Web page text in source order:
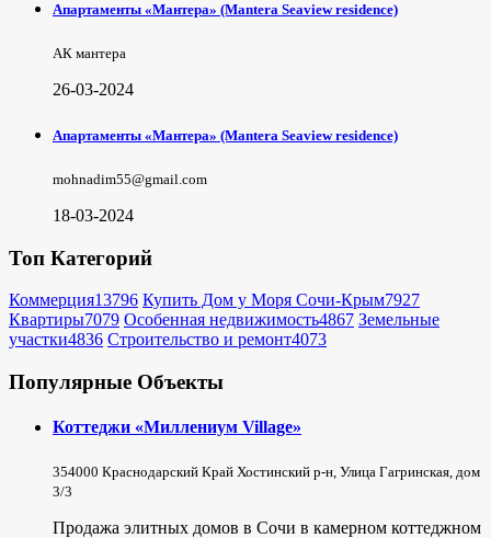
Апартаменты «Мантера» (Mantera Seaview rеsidence)
АК мантера
26-03-2024
Апартаменты «Мантера» (Mantera Seaview rеsidence)
mohnadim55@gmail.com
18-03-2024
Топ Категорий
Коммерция13796 Купить Дом у Моря Сочи-Крым7927
Квартиры7079 Особенная недвижимость4867 Земельные
участки4836 Строительство и ремонт4073
Популярные Объекты
Коттеджи «Миллениум Village»
354000 Краснодарский Край Хостинский р-н, Улица Гагринская, дом
3/3
Продажа элитных домов в Сочи в камерном коттеджном